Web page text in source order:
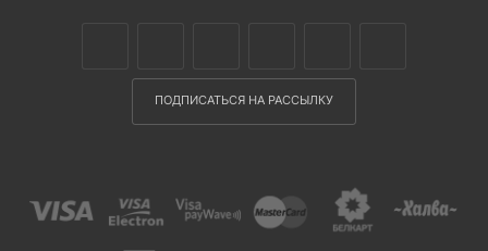
ПОДПИСАТЬСЯ НА РАССЫЛКУ